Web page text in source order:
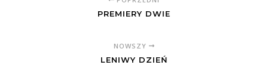
PREMIERY DWIE
NOWSZY
LENIWY DZIEŃ